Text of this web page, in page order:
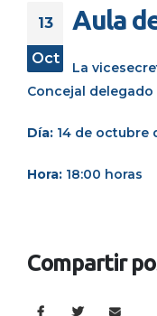
13
Oct
Aula
La
Concejal
Día: 14 de octubre
Hora: 18:00 horas
Compartir